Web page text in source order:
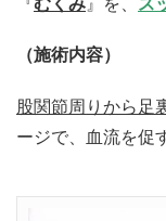
『むくみ 』を、 ス
（施術内容）
股関節周りから足
ージで、血流を促